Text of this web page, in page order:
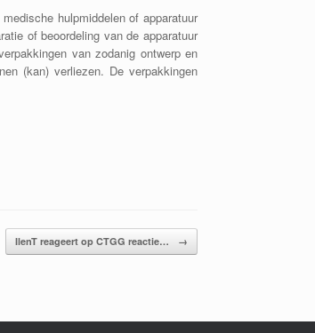
hulpmiddelen of apparatuur
of beoordeling van de apparatuur
van zodanig ontwerp en
(kan) verliezen. De verpakkingen
IlenT reageert op CTGG reactie… →